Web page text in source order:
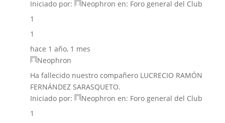
Iniciado por:
Neophron en: Foro general del Club
1
1
hace 1 año, 1 mes
Neophron
Ha fallecido nuestro compañero LUCRECIO RAMÓN
FERNÁNDEZ SARASQUETO.
Iniciado por:
Neophron en: Foro general del Club
1